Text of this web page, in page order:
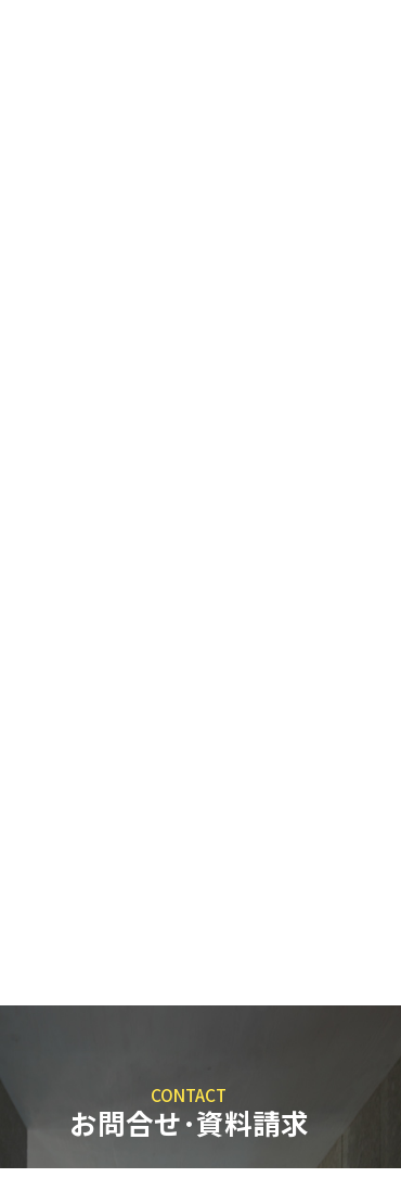
CONTACT
お問合せ･資料請求